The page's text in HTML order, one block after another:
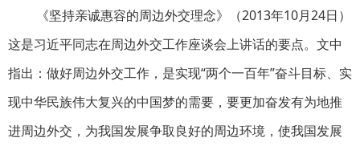
《坚持亲诚惠容的周边外交理念》（2013年10月24日）
这是习近平同志在周边外交工作座谈会上讲话的要点。文中
指出：做好周边外交工作，是实现“两个一百年”奋斗目标、实
现中华民族伟大复兴的中国梦的需要，要更加奋发有为地推
进周边外交，为我国发展争取良好的周边环境，使我国发展